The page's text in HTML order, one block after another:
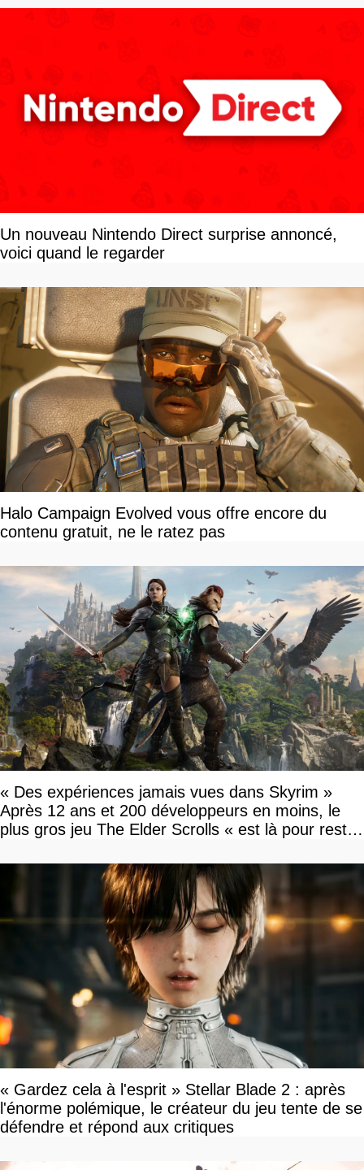
Un nouveau Nintendo Direct surprise annoncé,
voici quand le regarder
Halo Campaign Evolved vous offre encore du
contenu gratuit, ne le ratez pas
« Des expériences jamais vues dans Skyrim »
Après 12 ans et 200 développeurs en moins, le
plus gros jeu The Elder Scrolls « est là pour rester
« Gardez cela à l'esprit » Stellar Blade 2 : après
l'énorme polémique, le créateur du jeu tente de se
défendre et répond aux critiques